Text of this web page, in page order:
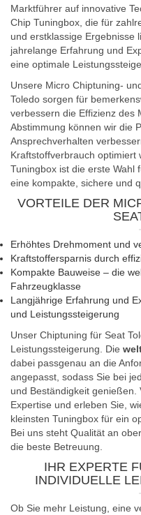
Marktführer auf innovative
Chip Tuningbox, die für
und erstklassige Ergebnisse
jahrelange Erfahrung und
eine optimale
Unsere Micro Chiptuning-
Toledo sorgen für
verbessern die Effizienz des
Abstimmung können wir die
Ansprechverhalten
Kraftstoffverbrauch optimiert
Tuningbox ist die erste Wahl
eine kompakte, sichere und
VORTEILE DER
Erhöhtes Drehmoment und
Kraftstoffersparnis durch
Kompakte Bauweise – die
Fahrzeugklasse
Langjährige Erfahrung und
und Leistungssteigerung
Unser Chiptuning für Seat
Leistungssteigerung. Die
dabei passgenau an die
angepasst, sodass Sie bei
und Beständigkeit
Expertise und erleben Sie,
kleinsten Tuningbox für ein
Bei uns steht Qualität an
die beste Betreuung.
IHR EXPERTE
INDIVIDUELLE
Ob Sie mehr Leistung, eine